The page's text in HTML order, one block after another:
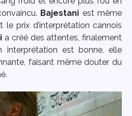
Bajestani est même
prix d’interprétation cannois
a créé des attentes, finalement
interprétation est bonne, elle
faisant même douter du